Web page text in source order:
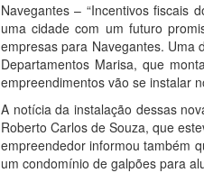
Navegantes – “Incentivos fiscais
uma cidade com um futuro
empresas para Navegantes. Uma
Departamentos Marisa, que
empreendimentos vão se instalar
A notícia da instalação dessas
Roberto Carlos de Souza, que
empreendedor informou também
um condomínio de galpões para